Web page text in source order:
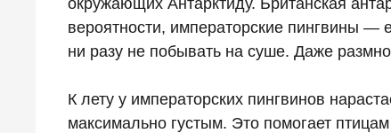
вероятности, императорские пингвины —
ни разу не побывать на суше. Даже
К лету у императорских пингвинов
максимально густым. Это помогает